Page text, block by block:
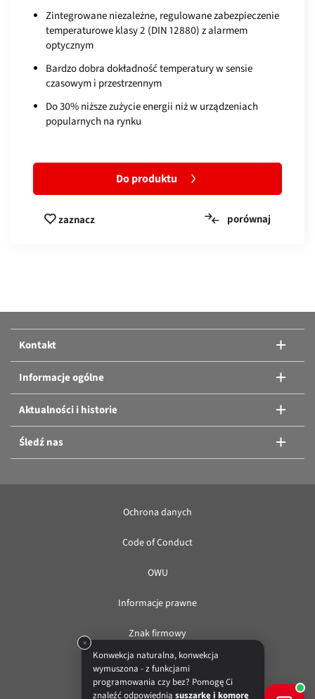
Zintegrowane niezależne, regulowane zabezpieczenie
temperaturowe klasy 2 (DIN 12880) z alarmem
optycznym
Bardzo dobra dokładność temperatury w sensie
czasowym i przestrzennym
Do 30% niższe zużycie energii niż w urządzeniach
popularnych na rynku
Do produktu
zaznacz porównaj
Porównaj produkty:
Albo dodanie kolejnych produktów.
Kontakt
Informacje ogólne
Aktualności i historie
Śledź nas
Ochrona danych
Code of Conduct
OWU
Informacje prawne
Znak firmowy
PL
Konwekcja naturalna, konwekcja
wymuszona - z funkcjami
programowania czy bez? Pomogę Ci
znaleźć odpowiednią suszarkę i komorę
×